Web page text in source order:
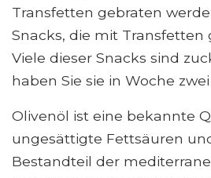
Transfetten gebraten
Snacks, die mit Transfetten
Viele dieser Snacks sind
haben Sie sie in Woche
Olivenöl ist eine bekannte
ungesättigte Fettsäuren
Bestandteil der